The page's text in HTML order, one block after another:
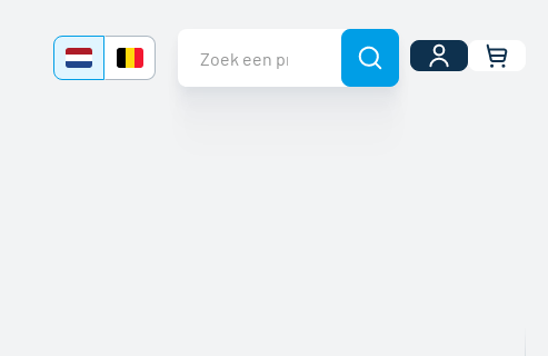
Uw